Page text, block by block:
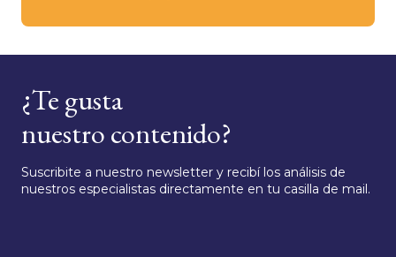
¿Te gusta
nuestro contenido?
Suscribite a nuestro newsletter y recibí los análisis de
nuestros especialistas directamente en tu casilla de mail.